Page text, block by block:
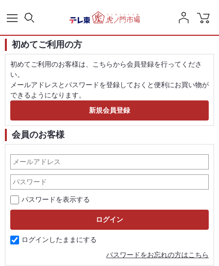
初めてご利用の方
初めてご利用のお客様は、こちらから会員登録を行ってくださ
い。
メールアドレスとパスワードを登録しておくと便利にお買い物が
できるようになります。
会員のお客様
パスワードを表示する
ログインしたままにする
パスワードをお忘れの方はこちら